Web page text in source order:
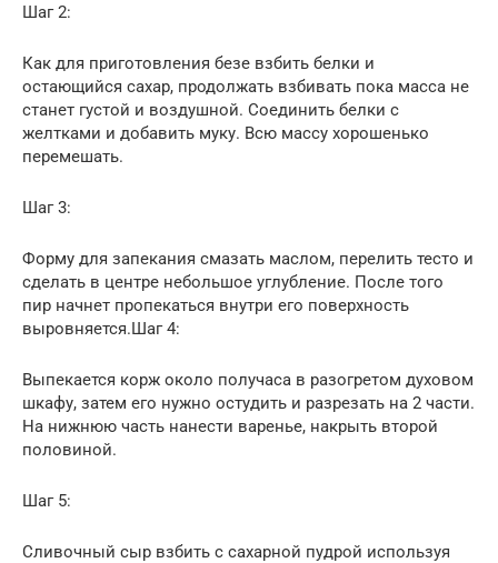
Шаг 2:
Как для приготовления безе взбить белки и
остающийся сахар, продолжать взбивать пока масса не
станет густой и воздушной. Соединить белки с
желтками и добавить муку. Всю массу хорошенько
перемешать.
Шаг 3:
Форму для запекания смазать маслом, перелить тесто и
сделать в центре небольшое углубление. После того
пир начнет пропекаться внутри его поверхность
выровняется.Шаг 4:
Выпекается корж около получаса в разогретом духовом
шкафу, затем его нужно остудить и разрезать на 2 части.
На нижнюю часть нанести варенье, накрыть второй
половиной.
Шаг 5:
Сливочный сыр взбить с сахарной пудрой используя